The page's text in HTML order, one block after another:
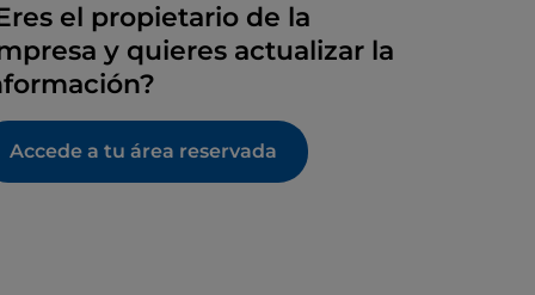
el propietario de la
y quieres actualizar la
Accede a tu área reservada